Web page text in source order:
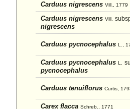
Carduus nigrescens Vill., 1779
Carduus nigrescens Vill.
nigrescens
Carduus pycnocephalus L.,
Carduus pycnocephalus L.
pycnocephalus
Carduus tenuiflorus Curtis,
Carex flacca Schreb., 1771